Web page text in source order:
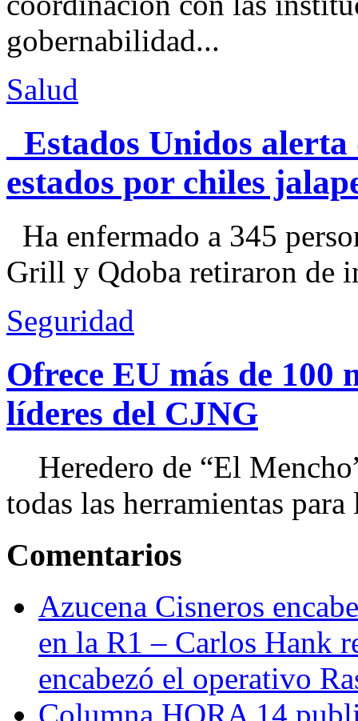
gobernabilidad...
Salud
Estados Unidos alerta
estados por chiles
Ha enfermado a 345
Grill y Qdoba retiraron de
Seguridad
Ofrece EU más de 100
líderes del CJNG
Heredero de “El
todas las herramientas
Comentarios
Azucena Cisneros
en la R1 – Carlos Hank
encabezó el operativo